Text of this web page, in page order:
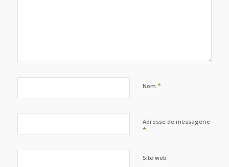
Nom *
Adresse de messagerie
*
Site web